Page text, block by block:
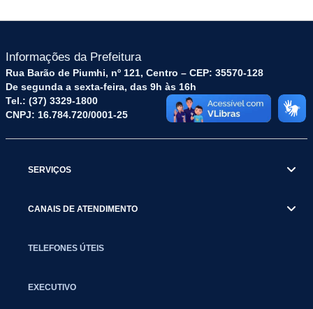
Informações da Prefeitura
Rua Barão de Piumhi, nº 121, Centro – CEP: 35570-128
De segunda a sexta-feira, das 9h às 16h
Tel.: (37) 3329-1800
CNPJ: 16.784.720/0001-25
SERVIÇOS
CANAIS DE ATENDIMENTO
TELEFONES ÚTEIS
EXECUTIVO